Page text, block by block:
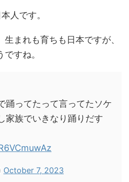
人です。
まれも育ちも日本ですが、
すね。
踊ってたって言ってたソケ
家族でいきなり踊りだす
October 7, 2023